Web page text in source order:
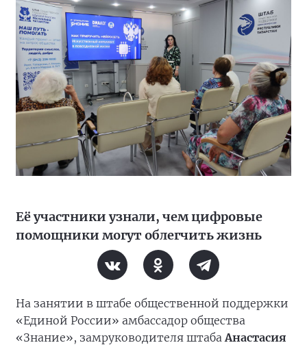
Её участники узнали, чем цифровые
помощники могут облегчить жизнь
На занятии в штабе общественной поддержки
«Единой России» амбассадор общества
«Знание», замруководителя штабаАнастасия